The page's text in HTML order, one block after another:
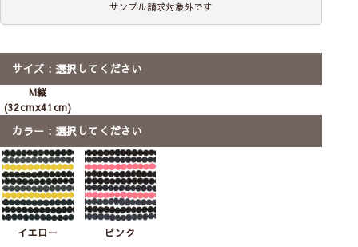
世界に広く知られ、日本でもファンが多いフィン
れない圧倒的なデザイン力は世代を超えて愛され
ています。
marimekkoの商品をすべて見る
前
【北欧雑貨】ファブリック
パネル ラシィマット｜
marimekko(約18×26)ミニ
送料無料 メール便
ミニ
3,000 〜3,440 税込
【北欧雑貨】ファブリック
marimekko(約32x41)M
【北欧雑貨】
マット｜
SS 3枚セット
次
サンプル請求対象外です
カラー 選択してください
イエロー ピンク
サイズ 選択してください
M縦
(32cmx41cm)